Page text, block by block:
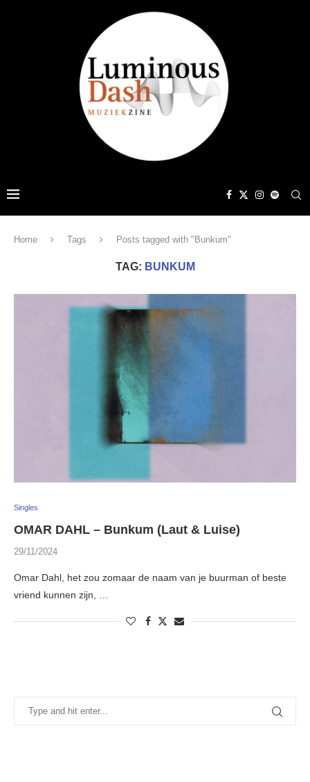
Home Tags Posts tagged with "Bunkum"
TAG: BUNKUM
Singles
OMAR DAHL – Bunkum (Laut & Luise)
29/11/2024
Omar Dahl, het zou zomaar de naam van je buurman of beste
vriend kunnen zijn, …